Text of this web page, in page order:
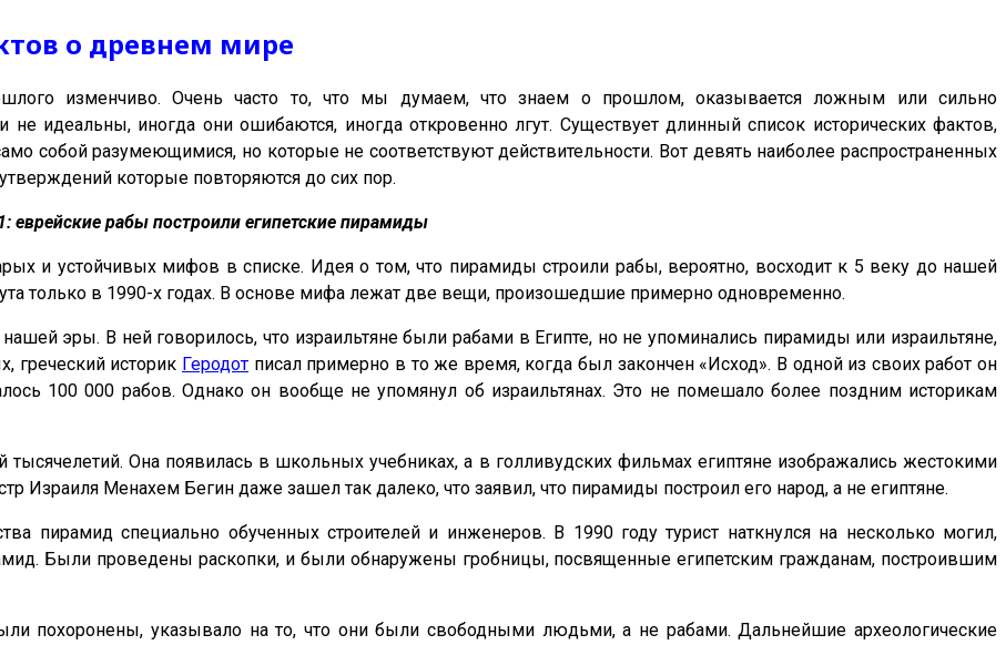
о древнем мире
изменчиво. Очень часто то, что мы думаем, что знаем о прошлом, оказывается ложным или сильно
не идеальны, иногда они ошибаются, иногда откровенно лгут. Существует длинный список исторических фактов,
собой разумеющимися, но которые не соответствуют действительности. Вот девять наиболее распространенных
которые повторяются до сих пор.
еврейские рабы построили египетские пирамиды
и устойчивых мифов в списке. Идея о том, что пирамиды строили рабы, вероятно, восходит к 5 веку до нашей
только в 1990-х годах. В основе мифа лежат две вещи, произошедшие примерно одновременно.
эры. В ней говорилось, что израильтяне были рабами в Египте, но не упоминались пирамиды или израильтяне,
греческий историк Геродот писал примерно в то же время, когда был закончен «Исход». В одной из своих работ он
100 000 рабов. Однако он вообще не упомянул об израильтянах. Это не помешало более поздним историкам
тысячелетий. Она появилась в школьных учебниках, а в голливудских фильмах египтяне изображались жестокими
Израиля Менахем Бегин даже зашел так далеко, что заявил, что пирамиды построил его народ, а не египтяне.
пирамид специально обученных строителей и инженеров. В 1990 году турист наткнулся на несколько могил,
Были проведены раскопки, и были обнаружены гробницы, посвященные египетским гражданам, построившим
похоронены, указывало на то, что они были свободными людьми, а не рабами. Дальнейшие археологические